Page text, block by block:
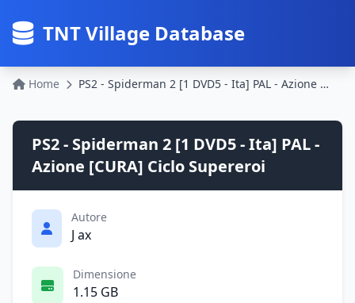
TNT Village Database
Home PS2 - Spiderman 2 [1 DVD5 - Ita] PAL - Azione [CURA] Ciclo Supereroi
PS2 - Spiderman 2 [1 DVD5 - Ita] PAL -
Azione [CURA] Ciclo Supereroi
Autore
J ax
Dimensione
1.15 GB